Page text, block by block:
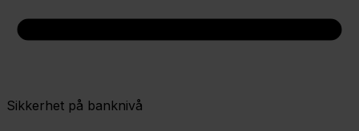
Sikkerhet på banknivå